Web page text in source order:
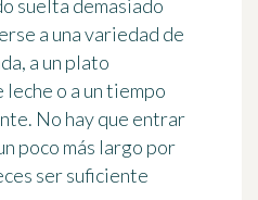
suelta demasiado
a una variedad de
a un plato
o a un tiempo
No hay que entrar
poco más largo por
ser suficiente